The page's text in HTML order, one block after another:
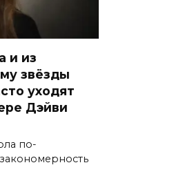
и из
звёзды
уходят
Дэйви
по-